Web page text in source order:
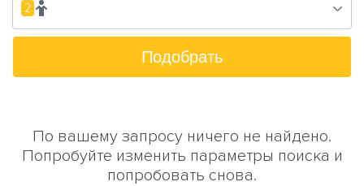
2
Подобрать
По вашему запросу ничего не найдено.
Попробуйте изменить параметры поиска и
попробовать снова.